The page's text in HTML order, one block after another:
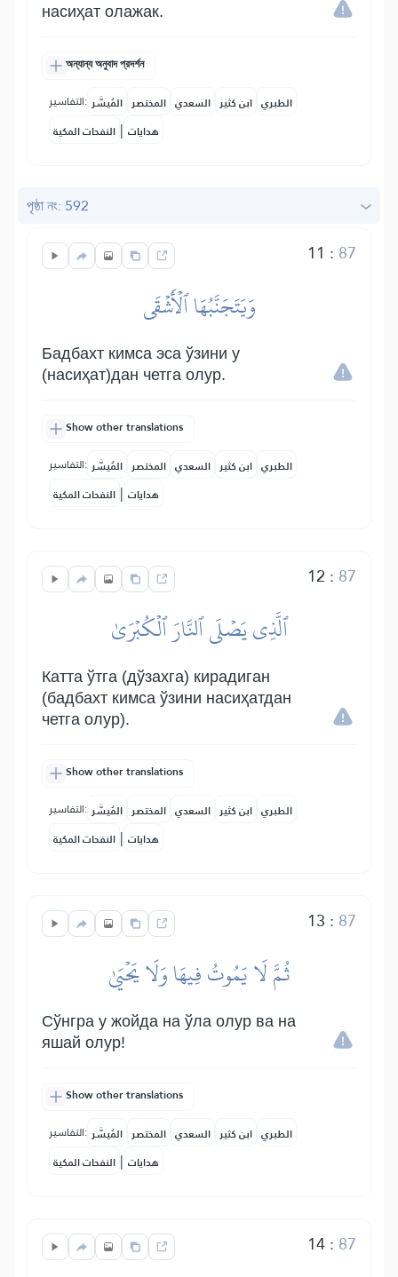
насиҳат олажак.
অন্যান্য অনুবাদ প্রদর্শন
التفاسير: المُيسَّر المختصر السعدي ابن كثير الطبري
النفحات المكية | هدايات
পৃষ্ঠা নং: 592
11 : 87
وَيَتَجَنَّبُهَا ٱلۡأَشۡقَى
Бадбахт кимса эса ўзини у
(насиҳат)дан четга олур.
Show other translations
التفاسير: المُيسَّر المختصر السعدي ابن كثير الطبري
النفحات المكية | هدايات
12 : 87
ٱلَّذِي يَصۡلَى ٱلنَّارَ ٱلۡكُبۡرَىٰ
Катта ўтга (дўзахга) кирадиган
(бадбахт кимса ўзини насиҳатдан
четга олур).
Show other translations
التفاسير: المُيسَّر المختصر السعدي ابن كثير الطبري
النفحات المكية | هدايات
13 : 87
ثُمَّ لَا يَمُوتُ فِيهَا وَلَا يَحۡيَىٰ
Сўнгра у жойда на ўла олур ва на
яшай олур!
Show other translations
التفاسير: المُيسَّر المختصر السعدي ابن كثير الطبري
النفحات المكية | هدايات
14: 87